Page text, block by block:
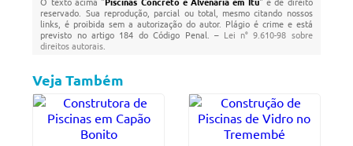
reservado. Sua reprodução, parcial ou total, mesmo citando nossos
links, é proibida sem a autorização do autor. Plágio é crime e está
previsto no artigo 184 do Código Penal. – Lei n° 9.610-98 sobre
direitos autorais
Veja Também